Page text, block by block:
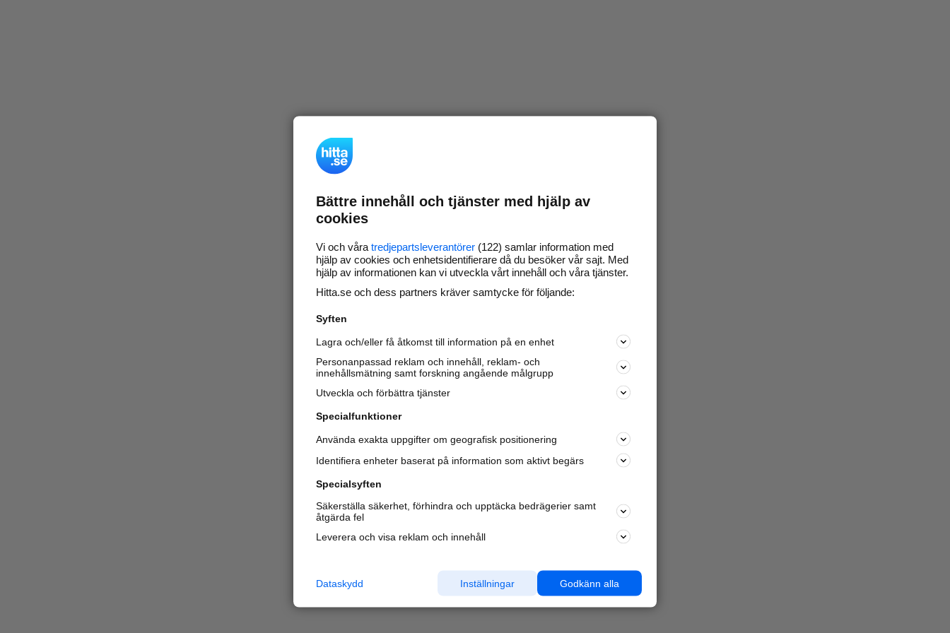
Bättre innehåll och tjänster med hjälp av
cookies
Vi och våra tredjepartsleverantörer (122) samlar information med
hjälp av cookies och enhetsidentifierare då du besöker vår sajt. Med
hjälp av informationen kan vi utveckla vårt innehåll och våra tjänster.
Hitta.se och dess partners kräver samtycke för följande:
Syften
Lagra och/eller få åtkomst till information på en enhet
Personanpassad reklam och innehåll, reklam- och
innehållsmätning samt forskning angående målgrupp
Utveckla och förbättra tjänster
Specialfunktioner
Använda exakta uppgifter om geografisk positionering
Identifiera enheter baserat på information som aktivt begärs
Specialsyften
Säkerställa säkerhet, förhindra och upptäcka bedrägerier samt
åtgärda fel
Leverera och visa reklam och innehåll
Godkänn alla
Inställningar
Dataskydd